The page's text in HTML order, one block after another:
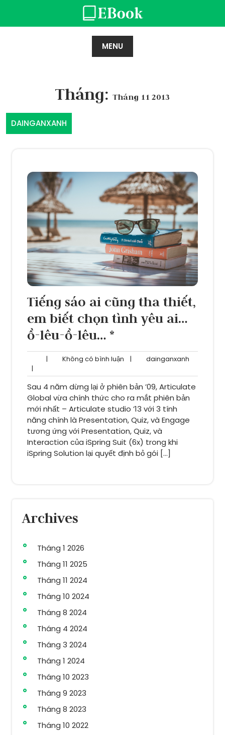
content
MENU
Tháng: Tháng 11 2013
DAINGANXANH
Tiếng sáo ai cũng tha thiết,
em biết chọn tình yêu ai…
ồ-lêu-ồ-lêu… *
| Không có bình luận Không
bình
luận
| dainganxanh
|
Sau 4 năm dừng lại ở phiên bản ’09, Articulate
Global vừa chính thức cho ra mắt phiên bản
mới nhất – Articulate studio ’13 với 3 tính
năng chính là Presentation, Quiz, và Engage
tương ứng với Presentation, Quiz, và
Interaction của iSpring Suit (6x) trong khi
iSpring Solution lại quyết định bỏ gói […]
Archives
Tháng 1 2026
Tháng 11 2025
Tháng 11 2024
Tháng 10 2024
Tháng 8 2024
Tháng 4 2024
Tháng 3 2024
Tháng 1 2024
Tháng 10 2023
Tháng 9 2023
Tháng 8 2023
Tháng 10 2022